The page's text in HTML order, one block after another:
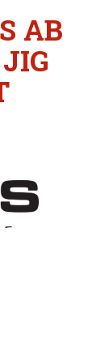
AB